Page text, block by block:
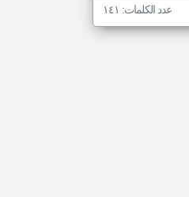
عدد الكلمات: ١٤١